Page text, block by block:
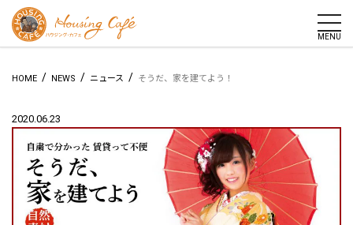
MENU
HOME / NEWS / ニュース / そうだ、家を建てよう！
2020.06.23